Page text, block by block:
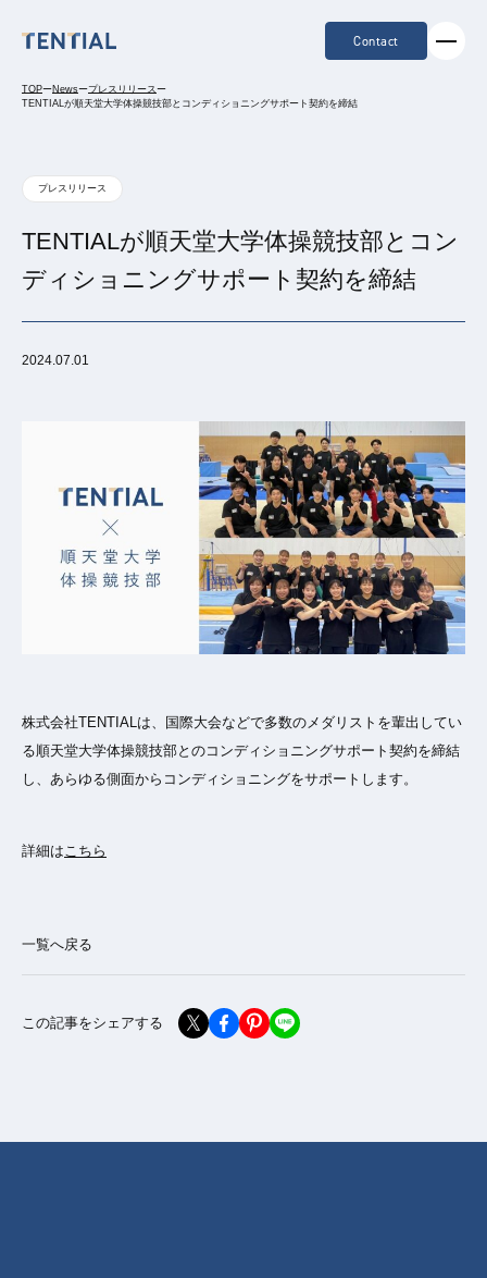
Contact
TOPーNewsープレスリリースー
TENTIALが順天堂大学体操競技部とコンディショニングサポート契約を締結
プレスリリース
TENTIALが順天堂大学体操競技部とコン
ディショニングサポート契約を締結
2024.07.01
株式会社TENTIALは、国際大会などで多数のメダリストを輩出してい
る順天堂大学体操競技部とのコンディショニングサポート契約を締結
し、あらゆる側面からコンディショニングをサポートします。
詳細は こちら
一覧へ戻る
この記事をシェアする